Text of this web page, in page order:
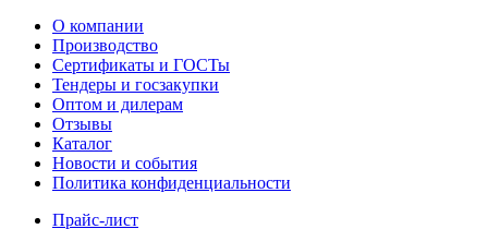
О компании
Производство
Сертификаты и ГОСТы
Тендеры и госзакупки
Оптом и дилерам
Отзывы
Каталог
Новости и события
Политика конфиденциальности
Прайс-лист